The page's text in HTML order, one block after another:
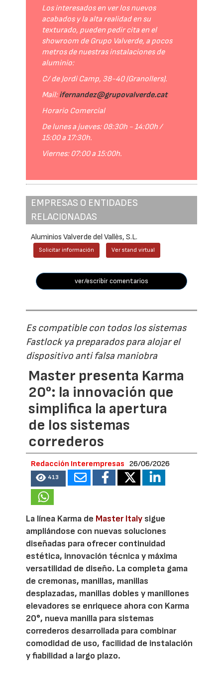
Los interesados en ver los nuevos
acabados y la alta realidad en su
texturado, pueden pedir cita en el
showroom de Grupo Valverde, a pocos
metros de nuestras instalaciones de
aluminio:
C/ de Jordi Camp, 38-40 (Granollers).
Mail:ifernandez@grupovalverde.cat
Horario Comercial
De lunes a jueves: 08:30h - 14:00h /
15:00 a 17:30h.
Viernes: 07:00 a 15:00h.
EMPRESAS O ENTIDADES
RELACIONADAS
Aluminios Valverde del Vallès, S.L.
Solicitar información Ver stand virtual
ver/escribir comentarios
Es compatible con todos los sistemas
Fastlock ya preparados para alojar el
dispositivo anti falsa maniobra
Master presenta Karma
20°: la innovación que
simplifica la apertura
de los sistemas
correderos
Redacción Interempresas 26/06/2026
413
La línea Karma de Master Italy sigue
ampliándose con nuevas soluciones
diseñadas para ofrecer continuidad
estética, innovación técnica y máxima
versatilidad de diseño. La completa gama
de cremonas, manillas, manillas
desplazadas, manillas dobles y manillones
elevadores se enriquece ahora con Karma
20°, nueva manilla para sistemas
correderos desarrollada para combinar
comodidad de uso, facilidad de instalación
y fiabilidad a largo plazo.